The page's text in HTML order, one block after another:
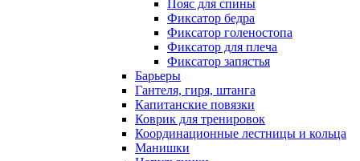
Пояс для спины
Фиксатор бедра
Фиксатор голеностопа
Фиксатор для плеча
Фиксатор запястья
Барьеры
Гантеля, гиря, штанга
Капитанские повязки
Коврик для тренировок
Координационные лестницы и кольца
Манишки